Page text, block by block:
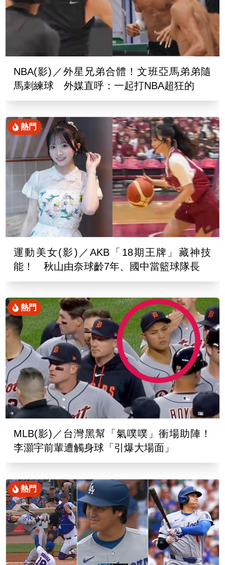
NBA(影)／外星兄弟合體！文班亞馬弟弟隨
馬刺練球 外媒直呼：一起打NBA超狂的
熱門
運動美女(影)／AKB「18期王牌」藏神技
能！ 秋山由奈球齡7年、國中當籃球隊長
熱門
MLB(影)／台灣黑幫「氣噗噗」衝場助陣！
李灝宇前輩遭觸身球「引爆大場面」
熱門